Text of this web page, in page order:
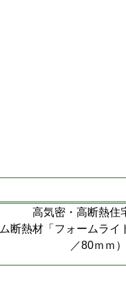
高気密・高断熱住
断熱材「フォームラ
／80ｍｍ）